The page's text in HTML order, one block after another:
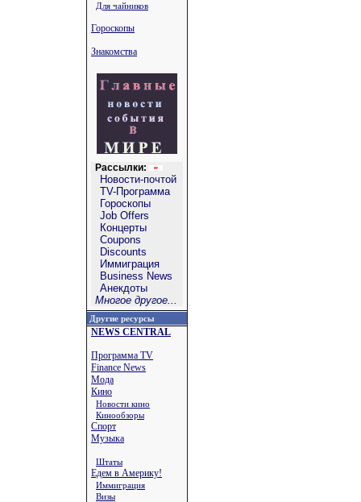
Для чайников
Гороскопы
Знакомства
Рассылки:
Новости-почтой
TV-Программа
Гороскопы
Job Offers
Концерты
Coupons
Discounts
Иммиграция
Business News
Анекдоты
Многое другое...
Другие ресурсы
NEWS CENTRAL
Программа TV
Finance News
Мода
Кино
Новости кино
Кинообзоры
Спорт
Музыка
Штаты
Едем в Америку!
Иммиграция
Визы